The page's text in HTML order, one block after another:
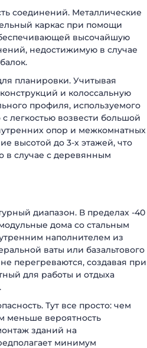
соединений. Металлические
каркас при помощи
высочайшую
недостижимую в случае
планировки. Учитывая
и колоссальную
профиля, используемого
легкостью возвести большой
опор и межкомнатных
высотой до 3-х этажей, что
в случае с деревянным
диапазон. В пределах -40
дома со стальным
наполнителем из
ваты или базальтового
перегреваются, создавая при
для работы и отдыха
Тут все просто: чем
меньше вероятность
зданий на
минимум